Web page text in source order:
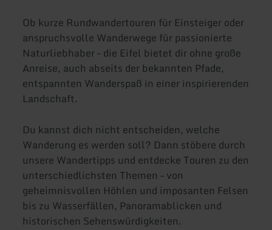
Ob kurze Rundwandertouren für Einsteiger oder
anspruchsvolle Wanderwege für passionierte
Naturliebhaber – die Eifel bietet dir ohne große
Anreise, auch abseits der bekannten Pfade,
entspannten Wanderspaß in einer inspirierenden
Landschaft.
Du kannst dich nicht entscheiden, welche
Wanderung es werden soll? Dann stöbere durch
unsere Wandertipps und entdecke Touren zu den
unterschiedlichsten Themen – von
geheimnisvollen Höhlen und imposanten Felsen
bis zu Wasserfällen, Panoramablicken und
historischen Sehenswürdigkeiten.